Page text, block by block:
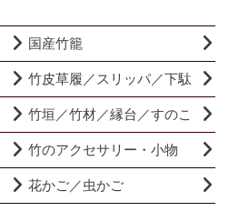
国産竹籠
竹皮草履／スリッパ／下駄
竹垣／竹材／縁台／すのこ
竹のアクセサリー・小物
花かご／虫かご